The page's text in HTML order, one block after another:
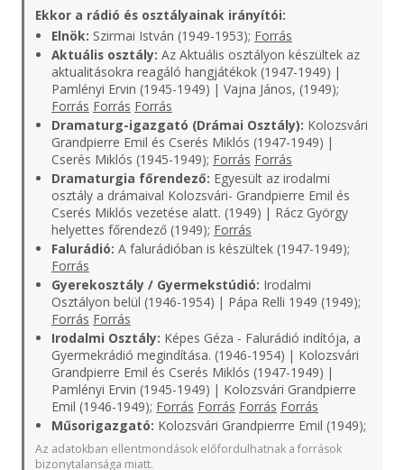
Ekkor a rádió és osztályainak irányítói:
Elnök: Szirmai István (1949-1953); Forrás
Aktuális osztály: Az Aktuális osztályon készültek az
aktualitásokra reagáló hangjátékok (1947-1949) |
Pamlényi Ervin (1945-1949) | Vajna János, (1949);
Forrás Forrás Forrás
Dramaturg-igazgató (Drámai Osztály): Kolozsvári
Grandpierre Emil és Cserés Miklós (1947-1949) |
Cserés Miklós (1945-1949); Forrás Forrás
Dramaturgia főrendező: Egyesült az irodalmi
osztály a drámaival Kolozsvári- Grandpierre Emil és
Cserés Miklós vezetése alatt. (1949) | Rácz György
helyettes főrendező (1949); Forrás
Falurádió: A falurádióban is készültek (1947-1949);
Forrás
Gyerekosztály / Gyermekstúdió: Irodalmi
Osztályon belül (1946-1954) | Pápa Relli 1949 (1949);
Forrás Forrás
Irodalmi Osztály: Képes Géza - Falurádió indítója, a
Gyermekrádió megindítása. (1946-1954) | Kolozsvári
Grandpierre Emil és Cserés Miklós (1947-1949) |
Pamlényi Ervin (1945-1949) | Kolozsvári Grandpierre
Emil (1946-1949); Forrás Forrás Forrás Forrás
Műsorigazgató: Kolozsvári Grandpierrre Emil (1949);
Az adatokban ellentmondások előfordulhatnak a források
bizonytalansága miatt.